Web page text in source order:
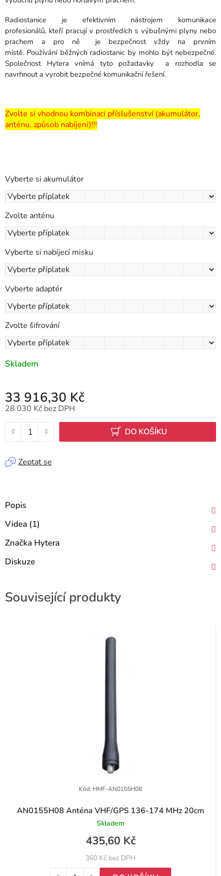
Radiostanice je efektivním nástrojem komunikace
profesionálů, kteří pracují v prostředích s výbušnými plyny nebo
prachem a pro ně je bezpečnost vždy na prvním
místě. Používání běžných radiostanic by mohlo být nebezpečné.
Společnost Hytera vnímá tyto požadavky a rozhodla se
navrhnout a vyrobit bezpečné komunikační řešení.
Zvolte si vhodnou kombinaci příslušenství (akumulátor,
anténu, způsob nabíjení)!!!
Vyberte si akumulátor
Zvolte anténu
Vyberte si nabíjecí misku
Vyberte adaptér
Zvolte šifrování
Skladem
33 916,30 Kč
28 030 Kč bez DPH
DO KOŠÍKU
Zeptat se
Popis
Videa (1)
Značka Hytera
Diskuze
Související produkty
AN0155H08 Anténa VHF/GPS 136-174 MHz 20cm
Skladem
360 Kč bez DPH
435,60 Kč
Kód: HMF-AN0155H08